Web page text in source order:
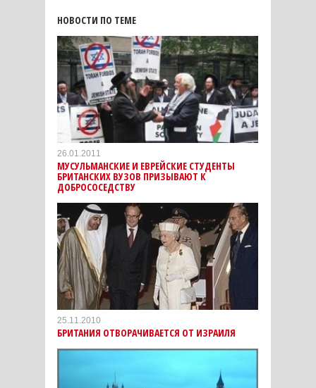
НОВОСТИ ПО ТЕМЕ
26.01.2011
МУСУЛЬМАНСКИЕ И ЕВРЕЙСКИЕ СТУДЕНТЫ
БРИТАНСКИХ ВУЗОВ ПРИЗЫВАЮТ К
ДОБРОСОСЕДСТВУ
25.11.2010
БРИТАНИЯ ОТВОРАЧИВАЕТСЯ ОТ ИЗРАИЛЯ